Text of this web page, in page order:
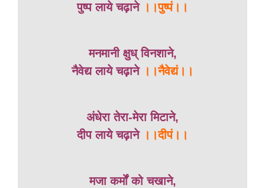
पुष्प लाये चढ़ाने।।पुष्पं।।
मनमानी क्षुध् विनशाने,
नैवेद्य लाये चढ़ाने ।।नैवेद्यं।।
अंधेरा तेरा-मेरा मिटाने,
दीप लाये चढ़ाने।।दीपं।।
मजा कर्मों को चखाने,